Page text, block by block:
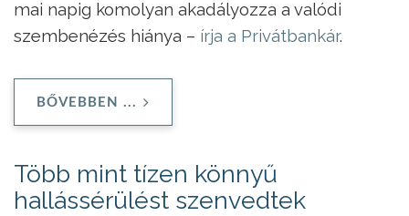
mai napig komolyan akadályozza a valódi
szembenézés hiánya – írja a Privátbankár.
BŐVEBBEN ...
Több mint tízen könnyű
hallássérülést szenvedtek